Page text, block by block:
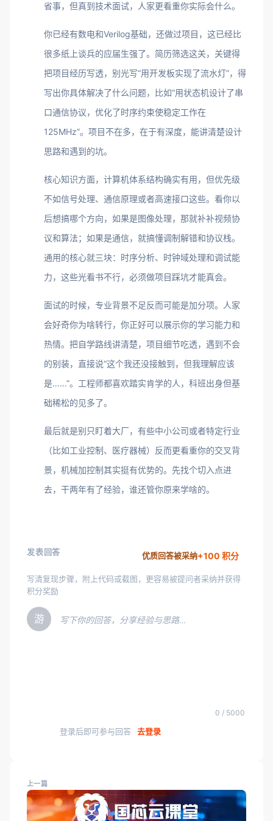
省事，但真到技术面试，人家更看重你实际会什么。
你已经有数电和Verilog基础，还做过项目，这已经比
很多纸上谈兵的应届生强了。简历筛选这关，关键得
把项目经历写透，别光写“用开发板实现了流水灯”，得
写出你具体解决了什么问题，比如“用状态机设计了串
口通信协议，优化了时序约束使稳定工作在
125MHz”。项目不在多，在于有深度，能讲清楚设计
思路和遇到的坑。
核心知识方面，计算机体系结构确实有用，但优先级
不如信号处理、通信原理或者高速接口这些。看你以
后想搞哪个方向，如果是图像处理，那就补补视频协
议和算法；如果是通信，就搞懂调制解错和协议栈。
通用的核心就三块：时序分析、时钟域处理和调试能
力，这些光看书不行，必须做项目踩坑才能真会。
面试的时候，专业背景不足反而可能是加分项。人家
会好奇你为啥转行，你正好可以展示你的学习能力和
热情。把自学路线讲清楚，项目细节吃透，遇到不会
的别装，直接说“这个我还没接触到，但我理解应该
是……”。工程师都喜欢踏实肯学的人，科班出身但基
础稀松的见多了。
最后就是别只盯着大厂，有些中小公司或者特定行业
（比如工业控制、医疗器械）反而更看重你的交叉背
景，机械加控制其实挺有优势的。先找个切入点进
去，干两年有了经验，谁还管你原来学啥的。
发表回答 优质回答被采纳+100 积分
写清复现步骤，附上代码或截图，更容易被提问者采纳并获得
积分奖励
游 写下你的回答，分享经验与思路…
0 / 5000
登录后即可参与回答 去登录
上一篇